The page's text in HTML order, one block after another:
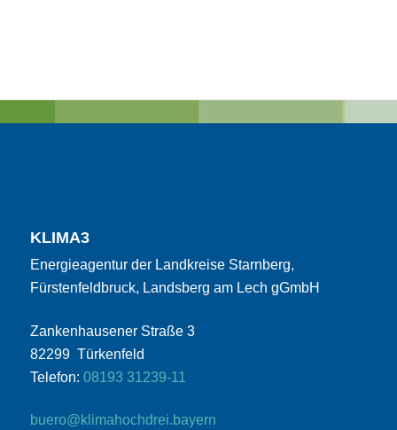
KLIMA3
Energieagentur der Landkreise Starnberg,
Fürstenfeldbruck, Landsberg am Lech gGmbH
Zankenhausener Straße 3
82299 Türkenfeld
Telefon: 08193 31239-11
buero@klimahochdrei.bayern